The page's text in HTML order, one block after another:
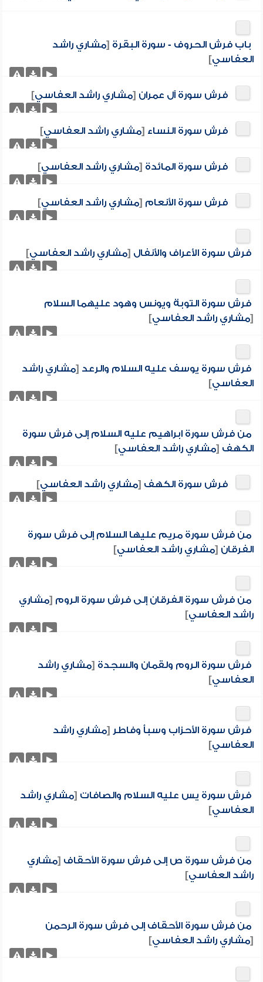
باب فرش الحروف - سورة البقرة [مشاري راشد
العفاسي]
فرش سورة آل عمران [مشاري راشد العفاسي]
فرش سورة النساء [مشاري راشد العفاسي]
فرش سورة المائدة [مشاري راشد العفاسي]
فرش سورة الأنعام [مشاري راشد العفاسي]
فرش سورة الأعراف والأنفال [مشاري راشد العفاسي]
فرش سورة التوبة ويونس وهود عليهما السلام
[مشاري راشد العفاسي]
فرش سورة يوسف عليه السلام والرعد [مشاري راشد
العفاسي]
من فرش سورة ابراهيم عليه السلام إلى فرش سورة
الكهف [مشاري راشد العفاسي]
فرش سورة الكهف [مشاري راشد العفاسي]
من فرش سورة مريم عليها السلام إلى فرش سورة
الفرقان [مشاري راشد العفاسي]
من فرش سورة الفرقان إلى فرش سورة الروم [مشاري
راشد العفاسي]
فرش سورة الروم ولقمان والسجدة [مشاري راشد
العفاسي]
فرش سورة الأحزاب وسبأ وفاطر [مشاري راشد
العفاسي]
فرش سورة يس عليه السلام والصافات [مشاري راشد
العفاسي]
من فرش سورة ص إلى فرش سورة الأحقاف [مشاري
راشد العفاسي]
من فرش سورة الأحقاف إلى فرش سورة الرحمن
[مشاري راشد العفاسي]